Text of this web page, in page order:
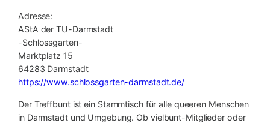
Adresse:
AStA der TU-Darmstadt
-Schlossgarten-
Marktplatz 15
64283 Darmstadt
https://www.schlossgarten-darmstadt.de/
Der Treffbunt ist ein Stammtisch für alle queeren Menschen
in Darmstadt und Umgebung. Ob vielbunt-Mitglieder oder